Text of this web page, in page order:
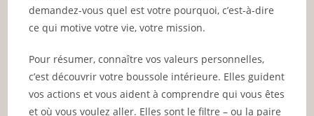
demandez-vous quel est votre pourquoi, c’est-à-dire
ce qui motive votre vie, votre mission.
Pour résumer, connaître vos valeurs personnelles,
c’est découvrir votre boussole intérieure. Elles guident
vos actions et vous aident à comprendre qui vous êtes
et où vous voulez aller. Elles sont le filtre – ou la paire